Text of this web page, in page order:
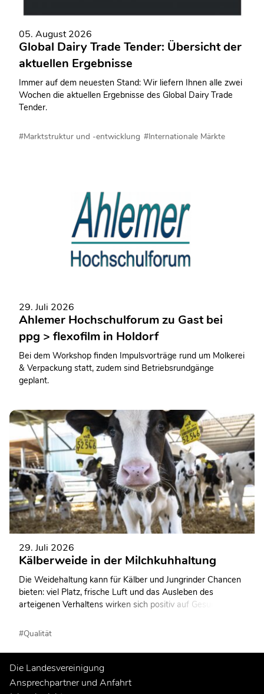
05. August 2026
Global Dairy Trade Tender: Übersicht der
aktuellen Ergebnisse
Immer auf dem neuesten Stand: Wir liefern Ihnen alle zwei
Wochen die aktuellen Ergebnisse des Global Dairy Trade
Tender.
#Marktstruktur und -entwicklung #Internationale Märkte
29. Juli 2026
Ahlemer Hochschulforum zu Gast bei
ppg > flexofilm in Holdorf
Bei dem Workshop finden Impulsvorträge rund um Molkerei
& Verpackung statt, zudem sind Betriebsrundgänge
geplant.
29. Juli 2026
Kälberweide in der Milchkuhhaltung
Die Weidehaltung kann für Kälber und Jungrinder Chancen
bieten: viel Platz, frische Luft und das Ausleben des
arteigenen Verhaltens wirken sich positiv auf Gesundheit,
eine erfolgreiche Weidehaltung ein sorgfältiges
Management, insbesondere im Umgang mit
Witterungseinflüssen, Parasiten und Fütterungsfragen.
#Qualität
Die Landesvereinigung
Ansprechpartner und Anfahrt